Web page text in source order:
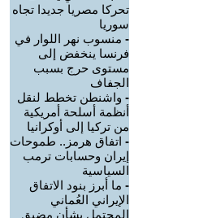
تحركا مصريا جديدا تجاه
سوريا
- منسوب نهر اللوار في
فرنسا ينخفض إلى
مستوى حرج بسبب
الجفاف
- واشنطن تخطط لنقل
أنظمة أسلحة أمريكية
من تركيا إلى أوكرانيا
- اتفاق هرمز.. طموحات
إيران وحسابات ترمب
السياسية
- ما أبرز بنود الاتفاق
الإيراني العُماني
المحتمل بشأن مضيق